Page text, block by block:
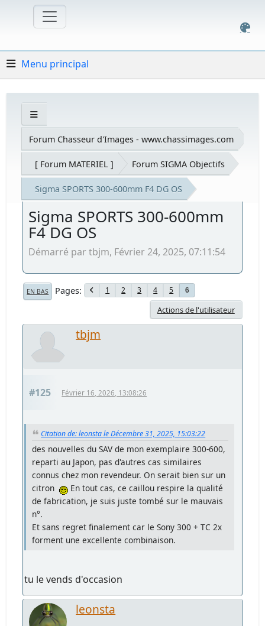
Menu principal
Forum Chasseur d'Images - www.chassimages.com
[ Forum MATERIEL ] Forum SIGMA Objectifs
Sigma SPORTS 300-600mm F4 DG OS
Sigma SPORTS 300-600mm
F4 DG OS
Démarré par tbjm, Février 24, 2025, 07:11:54
EN BAS Pages 1 2 3 4 5 6
Actions de l'utilisateur
tbjm
#125 Février 16, 2026, 13:08:26
Citation de: leonsta le Décembre 31, 2025, 15:03:22
des nouvelles du SAV de mon exemplaire 300-600,
reparti au Japon, pas d'autres cas similaires
connus chez mon revendeur. On serait bien sur un
citron
En tout cas, ce caillou respire la qualité
de fabrication, je suis juste tombé sur le mauvais
n°.
Et sans regret finalement car le Sony 300 + TC 2x
forment une excellente combinaison.
tu le vends d'occasion
leonsta